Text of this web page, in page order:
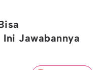
Ini Jawabannya